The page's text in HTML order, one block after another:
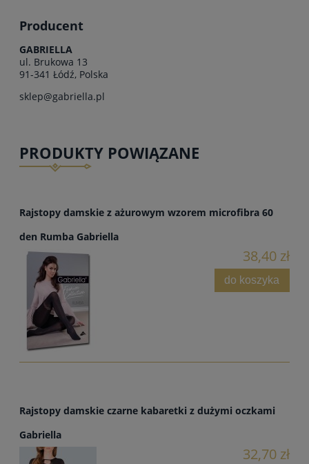
Producent
GABRIELLA
ul. Brukowa 13
91-341 Łódź, Polska
sklep@gabriella.pl
PRODUKTY POWIĄZANE
Rajstopy damskie z ażurowym wzorem microfibra 60
den Rumba Gabriella
38,40 zł
do koszyka
Rajstopy damskie czarne kabaretki z dużymi oczkami
Gabriella
32,70 zł